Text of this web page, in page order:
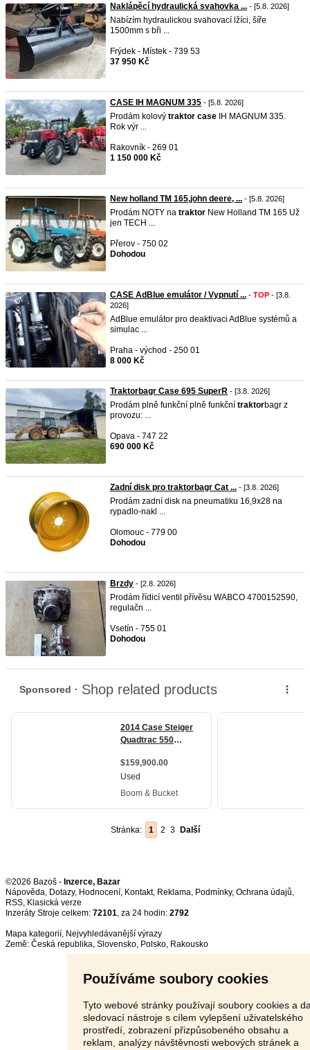
Používáme soubory cookies
Tyto webové stránky používají soubory cookies a
sledovací nástroje s cílem vylepšení uživatelského
prostředí, zobrazení přizpůsobeného obsahu a
reklam, analýzy návštěvnosti webových stránek a
Naklápěcí hydraulická svahovka ... - [5.8. 2026]
Nabízím hydraulickou svahovací lžíci, šíře
1500mm s bři ...
Frýdek - Místek - 739 53
37 950 Kč
CASE IH MAGNUM 335 - [5.8. 2026]
Prodám kolový traktor case IH MAGNUM 335.
Rok výr ...
Rakovník - 269 01
1 150 000 Kč
New holland TM 165,john deere, ... - [5.8. 2026]
Prodám NOTY na traktor New Holland TM 165 Už
jen TECH ...
Přerov - 750 02
Dohodou
CASE AdBlue emulátor / Vypnutí ... - TOP - [3.8.
2026]
AdBlue emulátor pro deaktivaci AdBlue systémů a
simulac ...
Praha - východ - 250 01
8 000 Kč
Traktorbagr Case 695 SuperR - [3.8. 2026]
Prodám plně funkční plně funkční traktorbagr z
provozu: ...
Opava - 747 22
690 000 Kč
Zadní disk pro traktorbagr Cat ... - [3.8. 2026]
Prodám zadní disk na pneumatiku 16,9x28 na
rypadlo-nakl ...
Olomouc - 779 00
Dohodou
Brzdy - [2.8. 2026]
Prodám řídicí ventil přívěsu WABCO 4700152590,
regulačn ...
Vsetín - 755 01
Dohodou
Stránka: 1 2 3 Další
©2026 Bazoš - Inzerce, Bazar
Nápověda, Dotazy, Hodnocení, Kontakt, Reklama, Podmínky, Ochrana údajů,
RSS,
Inzeráty Stroje celkem: 72101, za 24 hodin: 2792
Mapa kategorií, Nejvyhledávanější výrazy
Země: Česká republika, Slovensko, Polsko, Rakousko